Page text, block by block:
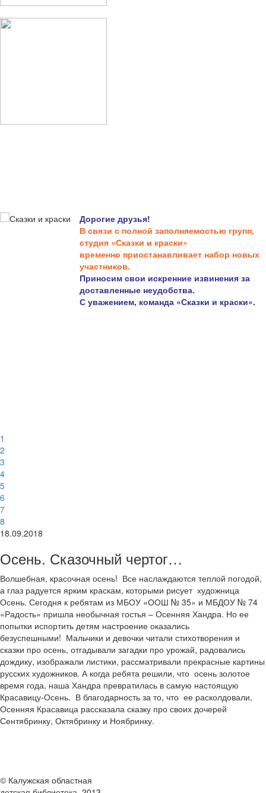
Дорогие друзья!
В связи с полной заполняемостью групп,
студия «Сказки и краски»
временно приостанавливает набор новых
участников.
Приносим свои искренние извинения за
доставленные неудобства.
С уважением, команда «Сказки и краски».
1
2
3
4
5
6
7
8
18.09.2018
Осень. Сказочный чертог…
Волшебная, красочная осень! Все наслаждаются теплой погодой,
а глаз радуется ярким краскам, которыми рисует художница
Осень. Сегодня к ребятам из МБОУ «ООШ № 35» и МБДОУ № 74
«Радость» пришла необычная гостья – Осенняя Хандра. Но ее
попытки испортить детям настроение оказались
безуспешными! Мальчики и девочки читали стихотворения и
сказки про осень, отгадывали загадки про урожай, радовались
дождику, изображали листики, рассматривали прекрасные картины
русских художников. А когда ребята решили, что осень золотое
время года, наша Хандра превратилась в самую настоящую
Красавицу-Осень. В благодарность за то, что ее расколдовали,
Осенняя Красавица рассказала сказку про своих дочерей
Сентябринку, Октябринку и Ноябринку.
© Калужская областная